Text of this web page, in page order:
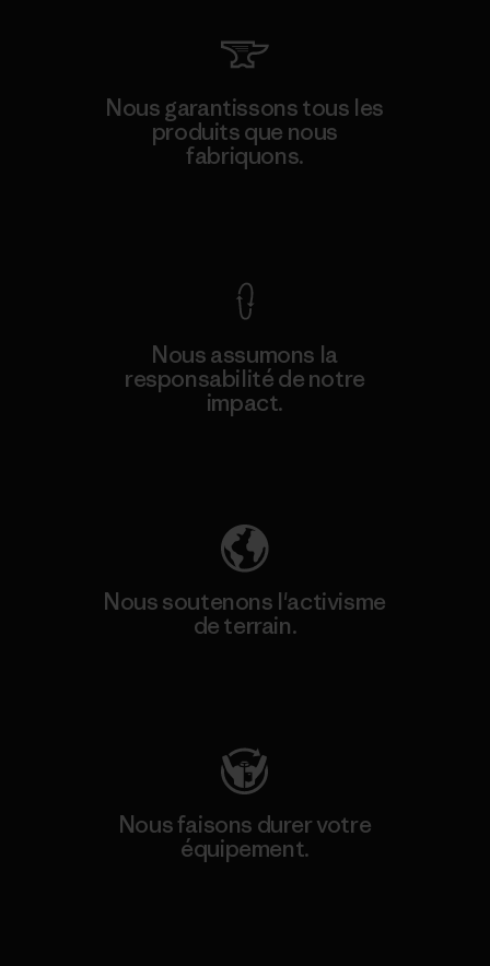
Nous garantissons tous les
produits que nous
fabriquons.
Nous assumons la
responsabilité de notre
impact.
Nous soutenons l'activisme
de terrain.
Nous faisons durer votre
équipement.